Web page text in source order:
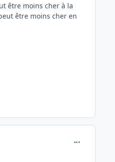
être moins cher à la
être moins cher en